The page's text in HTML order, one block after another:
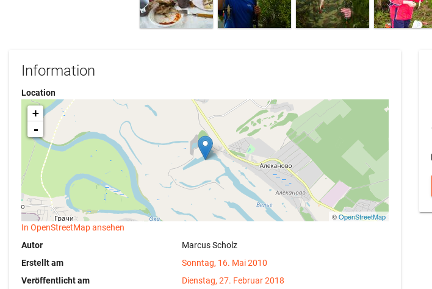
Information
Location
+
-
©OpenStreetMap
In OpenStreetMap ansehen
Autor
Marcus Scholz
Erstellt am
Sonntag, 16. Mai 2010
Veröffentlicht am
Dienstag, 27. Februar 2018